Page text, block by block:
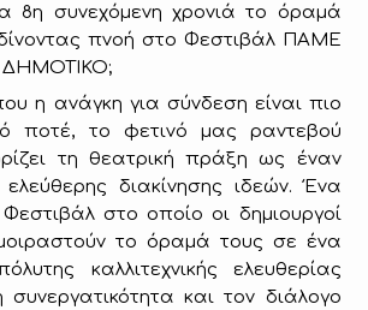
8η συνεχόμενη χρονιά το όραμά
πνοή στο Φεστιβάλ ΠΑΜΕ
ΔΗΜΟΤΙΚΟ;
η ανάγκη για σύνδεση είναι πιο
ποτέ, το φετινό μας ραντεβού
τη θεατρική πράξη ως έναν
διακίνησης ιδεών. Ένα
στο οποίο οι δημιουργοί
το όραμά τους σε ένα
καλλιτεχνικής ελευθερίας
συνεργατικότητα και τον διάλογο